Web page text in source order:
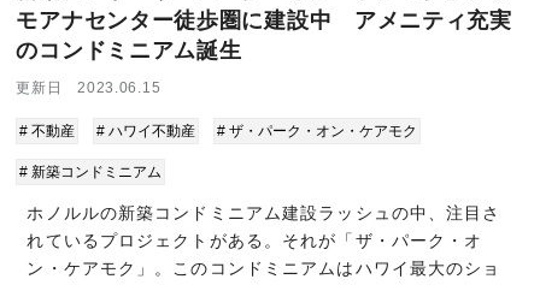
モアナセンター徒歩圏に建設中 アメニティ充実
のコンドミニアム誕生
更新日 2023.06.15
# 不動産 # ハワイ不動産 # ザ・パーク・オン・ケアモク
# 新築コンドミニアム
ホノルルの新築コンドミニアム建設ラッシュの中、注目さ
れているプロジェクトがある。それが「ザ・パーク・オ
ン・ケアモク」。このコンドミニアムはハワイ最大のショ